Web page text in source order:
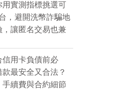
用實測指標挑選可
，避開洗幣詐騙地
讓匿名交易也兼
信用卡負債前必
最安全又合法？
續費與合約細節